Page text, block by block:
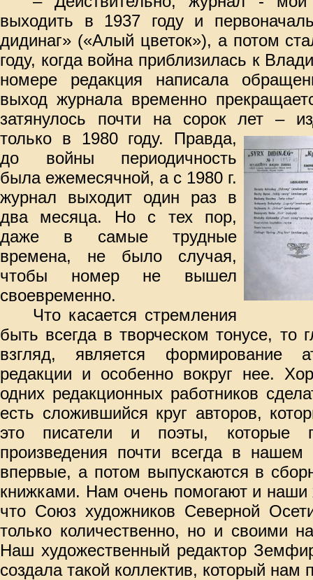
выходить в 1937 году и
дидинаг» («Алый цветок»), а потом
году, когда война приблизилась к
номере редакция написала
выход журнала временно
затянулось почти на сорок лет –
только в 1980 году. Правда,
до войны периодичность
была ежемесячной, а с 1980 г.
журнал выходит один раз в
два месяца. Но с тех пор,
даже в самые трудные
времена, не было случая,
чтобы номер не вышел
своевременно.
Что касается стремления
быть всегда в творческом тонусе, то
взгляд, является формирование
редакции и особенно вокруг нее.
одних редакционных работников
есть сложившийся круг авторов,
это писатели и поэты,
произведения почти всегда в нашем
впервые, а потом выпускаются в
книжками. Нам очень помогают и наши
что Союз художников Северной
только количественно, но и своими
Наш художественный редактор
создала такой коллектив, который нам